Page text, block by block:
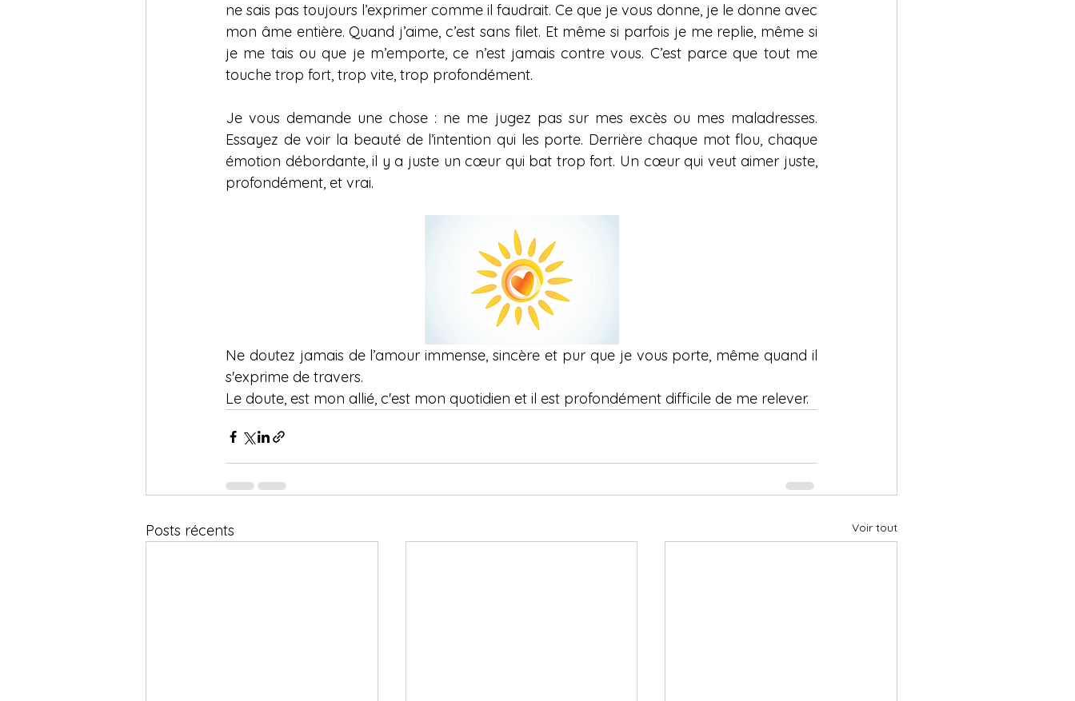
ne sais pas toujours l’exprimer comme il faudrait. Ce que je vous donne, je le donne avec
mon âme entière. Quand j’aime, c’est sans filet. Et même si parfois je me replie, même si
je me tais ou que je m’emporte, ce n’est jamais contre vous. C’est parce que tout me
touche trop fort, trop vite, trop profondément.
Je vous demande une chose : ne me jugez pas sur mes excès ou mes maladresses.
Essayez de voir la beauté de l’intention qui les porte. Derrière chaque mot flou, chaque
émotion débordante, il y a juste un cœur qui bat trop fort. Un cœur qui veut aimer juste,
profondément, et vrai.
Ne doutez jamais de l’amour immense, sincère et pur que je vous porte, même quand il
s'exprime de travers.
Le doute, est mon allié, c'est mon quotidien et il est profondément difficile de me relever.
Posts récents Voir tout